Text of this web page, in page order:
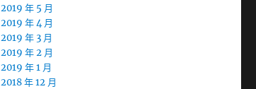
2019 年 5 月
2019 年 4 月
2019 年 3 月
2019 年 2 月
2019 年 1 月
2018 年 12 月